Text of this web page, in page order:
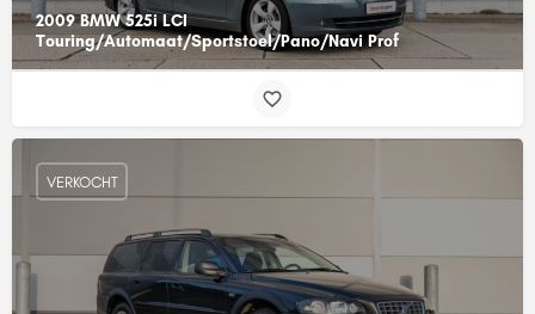
2009 BMW 525i LCI
Touring/Automaat/Sportstoel/Pano/Navi Prof
VERKOCHT